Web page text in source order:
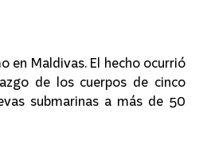
en Maldivas. El hecho ocurrió
de los cuerpos de cinco
submarinas a más de 50